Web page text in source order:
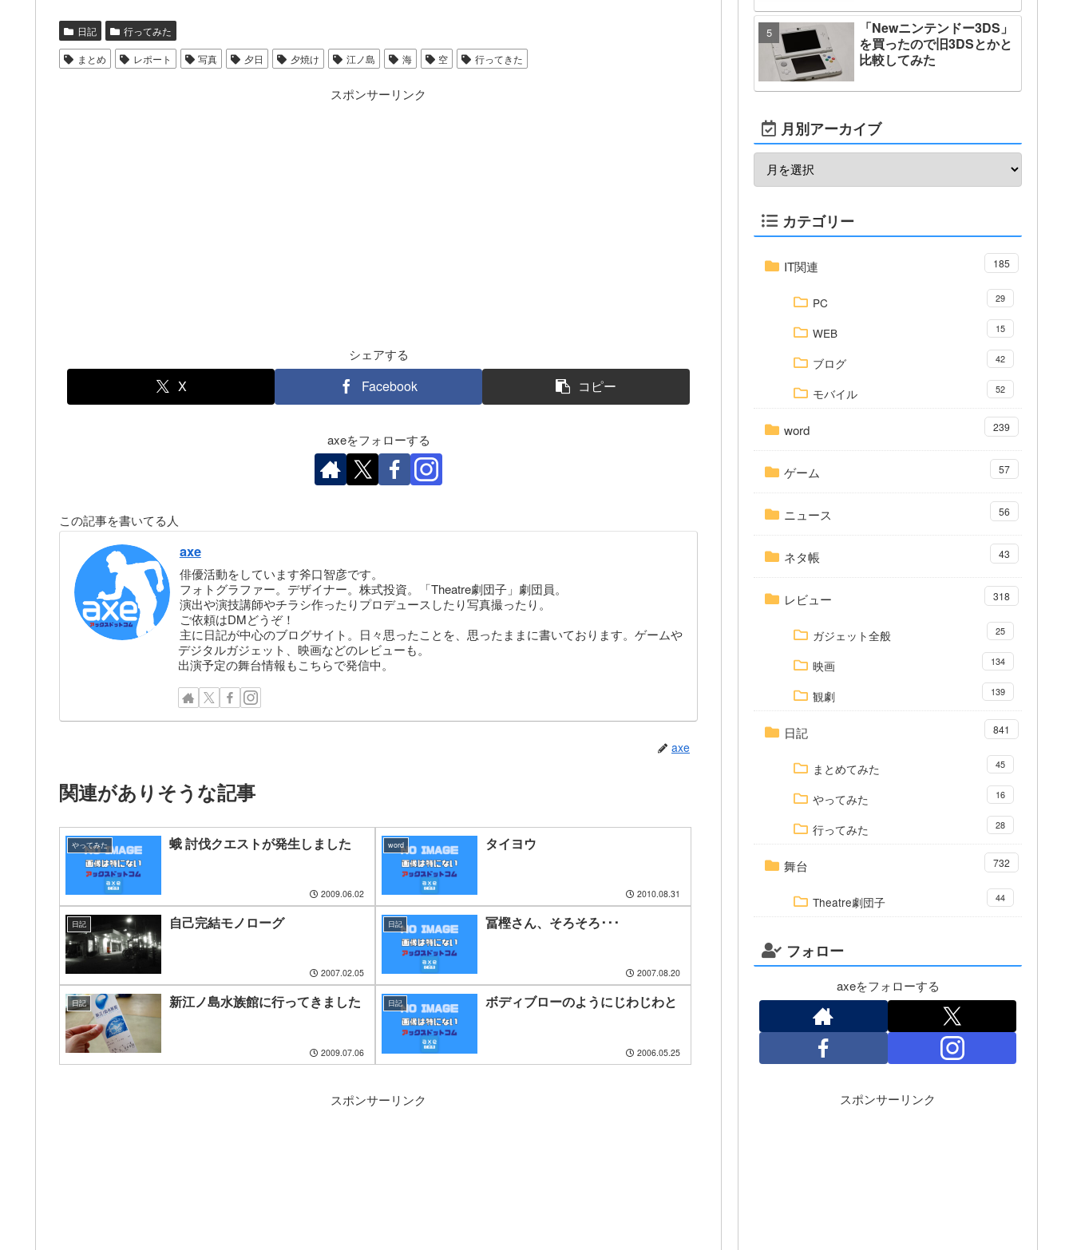
日記 行ってみた
まとめ レポート 写真 夕日 夕焼け 江ノ島 海 空 行ってきた
スポンサーリンク
シェアする
X Facebook コピー
axeをフォローする
この記事を書いてる人
axe
俳優活動をしています斧口智彦です。
フォトグラファー。デザイナー。株式投資。「Theatre劇団子」劇団員。
演出や演技講師やチラシ作ったりプロデュースしたり写真撮ったり。
ご依頼はDMどうぞ！
主に日記が中心のブログサイト。日々思ったことを、思ったままに書いております。ゲームや
デジタルガジェット、映画などのレビューも。
出演予定の舞台情報もこちらで発信中。
axe
関連がありそうな記事
やってみた 蛾 討伐クエストが発生しました
2009.06.02
word タイヨウ
2010.08.31
日記 自己完結モノローグ
2007.02.05
日記 冨樫さん、そろそろ･･･
2007.08.20
日記 新江ノ島水族館に行ってきました
2009.07.06
日記 ボディブローのようにじわじわと
2006.05.25
スポンサーリンク
「Newニンテンドー3DS」
を買ったので旧3DSとかと
比較してみた
月別アーカイブ
カテゴリー
IT関連 185
PC 29
WEB 15
ブログ 42
モバイル 52
word 239
ゲーム 57
ニュース 56
ネタ帳 43
レビュー 318
ガジェット全般 25
映画 134
観劇 139
日記 841
まとめてみた 45
やってみた 16
行ってみた 28
舞台 732
Theatre劇団子 44
フォロー
axeをフォローする
スポンサーリンク